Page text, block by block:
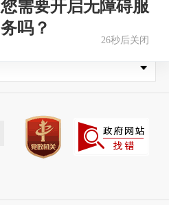
您需要开启无障碍服
务吗？
25秒后关闭